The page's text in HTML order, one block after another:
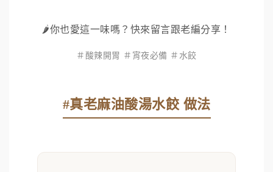
🌶️你也愛這一味嗎？快來留言跟老編分享！
＃酸辣開胃 ＃宵夜必備 ＃水餃
#真老麻油酸湯水餃 做法